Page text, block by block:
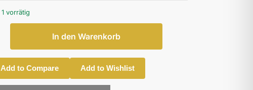
1 vorrätig
In den Warenkorb
Add to Compare Add to Wishlist